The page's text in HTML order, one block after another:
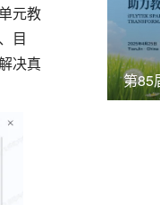
元教
目
决真
第85